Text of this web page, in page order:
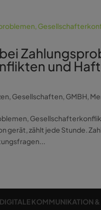
und
, Gesellschaften, GMBH,
gerät, zählt jede Stunde.
KOMMUNIKATION &